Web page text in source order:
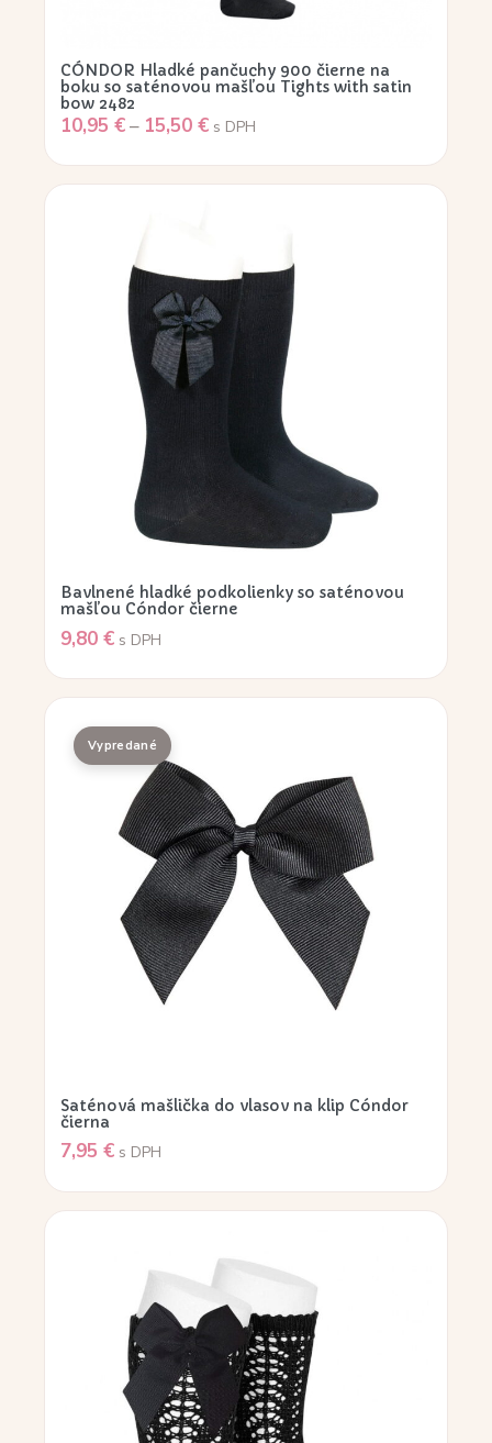
CÓNDOR Hladké pančuchy 900 čierne na
boku so saténovou mašľou Tights with satin
bow 2482
10,95 €– 15,50 € s DPH
Bavlnené hladké podkolienky so saténovou
mašľou Cóndor čierne
9,80 € s DPH
Saténová mašlička do vlasov na klip Cóndor
čierna
7,95 € s DPH